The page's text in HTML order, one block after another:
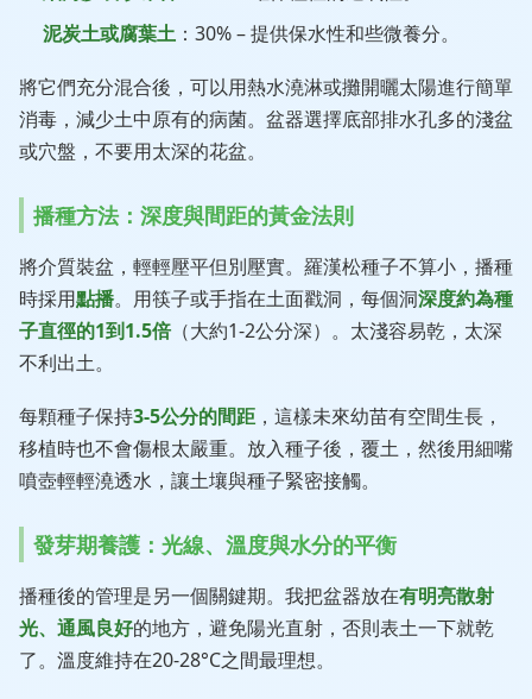
泥炭土或腐葉土 ：30% – 提供保水性和些微養分。
將它們充分混合後，可以用熱水澆淋或攤開曬太陽進行簡單
消毒，減少土中原有的病菌。盆器選擇底部排水孔多的淺盆
或穴盤，不要用太深的花盆。
播種方法：深度與間距的黃金法則
將介質裝盆，輕輕壓平但別壓實。羅漢松種子不算小，播種
時採用點播。用筷子或手指在土面戳洞，每個洞深度約為種
子直徑的1到1.5倍（大約1-2公分深）。太淺容易乾，太深
不利出土。
每顆種子保持3-5公分的間距 ，這樣未來幼苗有空間生長，
移植時也不會傷根太嚴重。放入種子後，覆土，然後用細嘴
噴壺輕輕澆透水，讓土壤與種子緊密接觸。
發芽期養護：光線、溫度與水分的平衡
播種後的管理是另一個關鍵期。我把盆器放在有明亮散射
光、通風良好的地方，避免陽光直射，否則表土一下就乾
了。溫度維持在20-28°C之間最理想。